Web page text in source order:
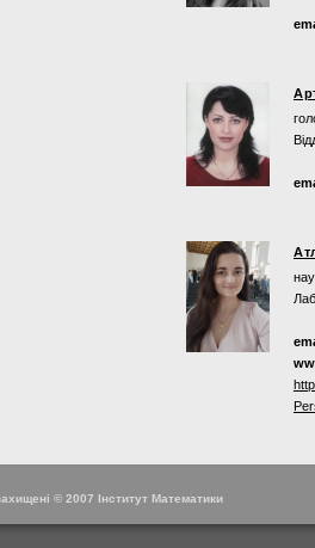
© 2007 Інститут Математики